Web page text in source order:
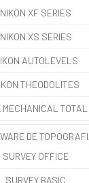
NIKON XF SERIES
NIKON XS SERIES
AUTOLEVELS
THEODOLITES
MECHANICAL
DE
SURVEY OFFICE
SURVEY BASIC